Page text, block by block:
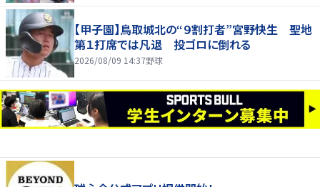
【甲子園】鳥取城北の“９割打者”宮野快生 聖地
第１打席では凡退 投ゴロに倒れる
2026/08/09 14:37野球